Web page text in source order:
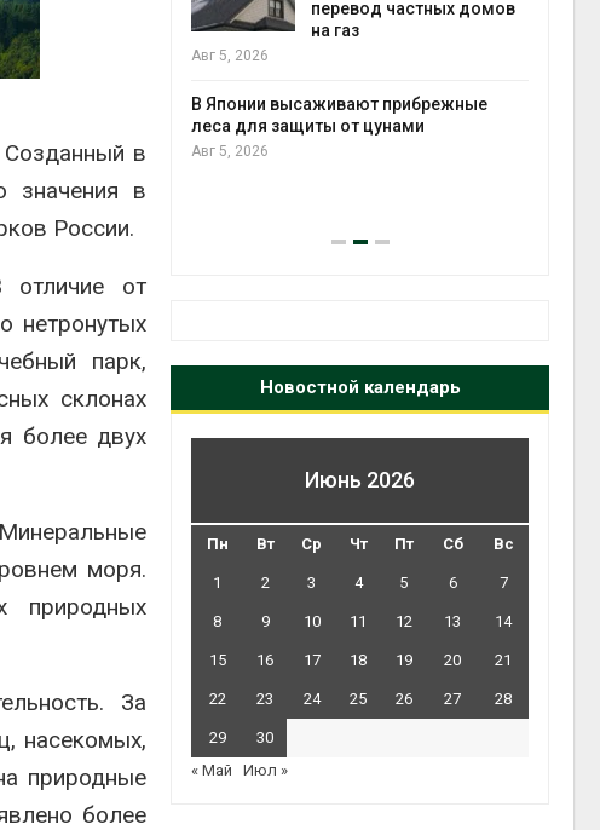
Созданный в
значения в
России.
отличие от
нетронутых
парк,
склонах
более двух
моря.
природных
За
насекомых,
природные
более
панелей для
перевод частных домов
на газ
Авг 5, 2026
В Японии высаживают прибрежные
леса для защиты от цунами
Авг 5, 2026
Новостной календарь
Июнь 2026
Пн Вт Ср Чт Пт Сб Вс
1 2 3 4 5 6 7
8 9 10 11 12 13 14
15 16 17 18 19 20 21
22 23 24 25 26 27 28
29
30
« Май
Июл »